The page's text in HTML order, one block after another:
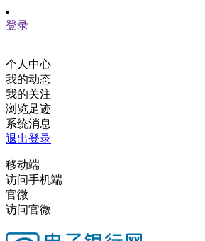
登录
个人中心
我的动态
我的关注
浏览足迹
系统消息
退出登录
移动端
访问手机端
官微
访问官微